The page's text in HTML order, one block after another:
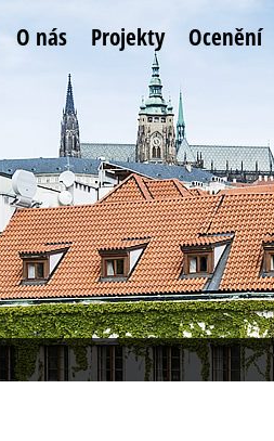
O nás Projekty Ocenění